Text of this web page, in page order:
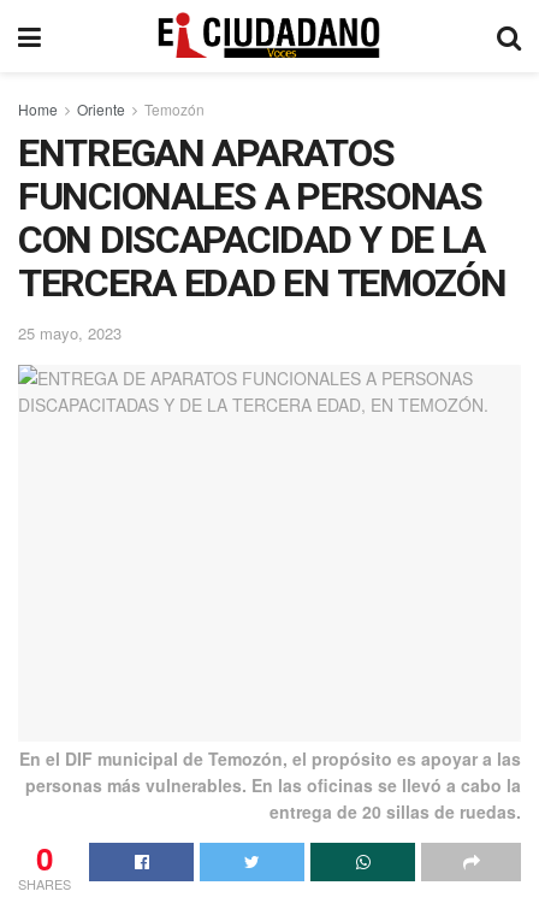
Home Oriente Temozón
ENTREGAN APARATOS
FUNCIONALES A PERSONAS
CON DISCAPACIDAD Y DE LA
TERCERA EDAD EN TEMOZÓN
25 mayo, 2023
En el DIF municipal de Temozón, el propósito es apoyar a las
personas más vulnerables. En las oficinas se llevó a cabo la
entrega de 20 sillas de ruedas.
0
SHARES